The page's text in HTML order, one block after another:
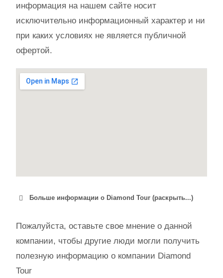
информация на нашем сайте носит
исключительно информационный характер и ни
при каких условиях не является публичной
офертой.
Больше информации о Diamond Tour (раскрыть...)
Пожалуйста, оставьте свое мнение о данной
компании, чтобы другие люди могли получить
полезную информацию о компании Diamond
Tour